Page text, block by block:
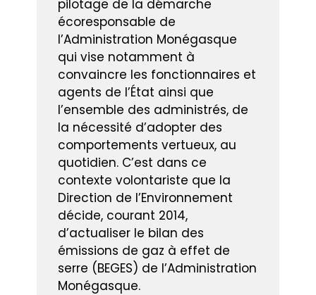
pilotage de la démarche
écoresponsable de
l’Administration Monégasque
qui vise notamment à
convaincre les fonctionnaires et
agents de l’État ainsi que
l’ensemble des administrés, de
la nécessité d’adopter des
comportements vertueux, au
quotidien. C’est dans ce
contexte volontariste que la
Direction de l’Environnement
décide, courant 2014,
d’actualiser le bilan des
émissions de gaz à effet de
serre (BEGES) de l’Administration
Monégasque.